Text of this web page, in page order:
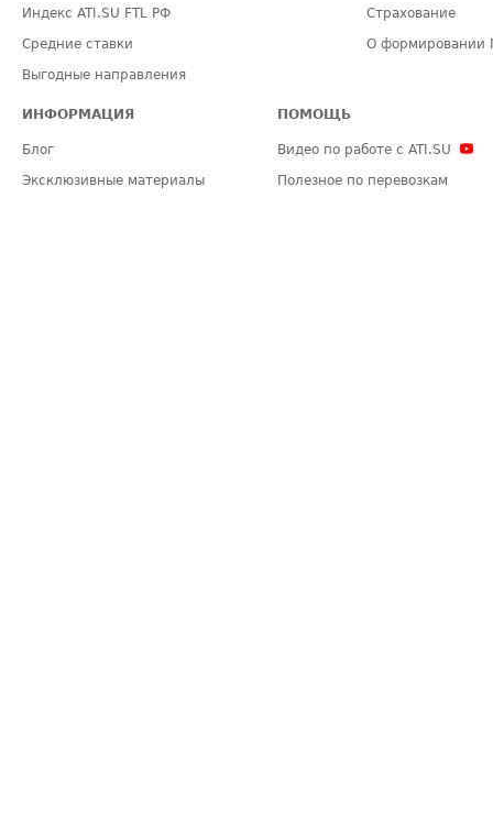
Индекс ATI.SU FTL РФ
Средние ставки
Выгодные направления
Страхование
О формировании
ИНФОРМАЦИЯ
Блог
Эксклюзивные материалы
ПОМОЩЬ
Видео по работе с ATI.SU
Полезное по перевозкам